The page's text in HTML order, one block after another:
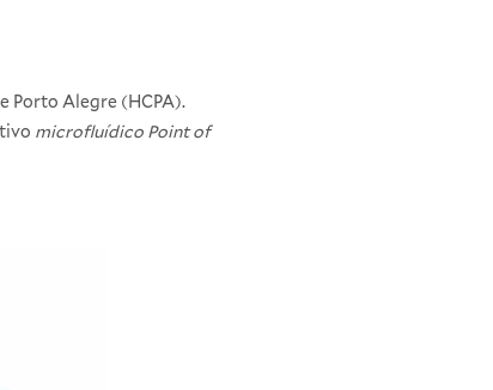
Porto Alegre (HCPA).
microfluídico Point of